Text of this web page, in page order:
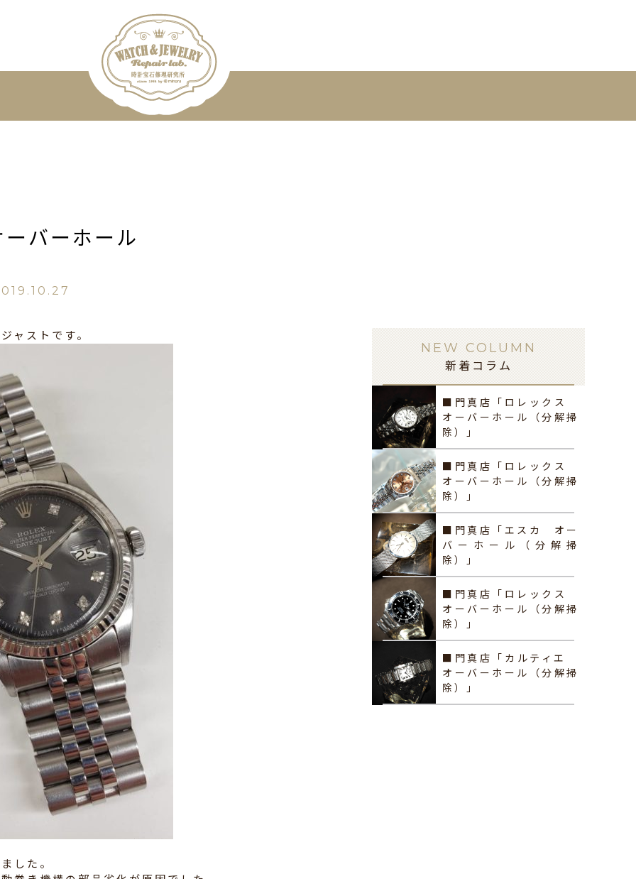
バーホール
ャストです。
した。
NEW COLUMN
新着コラム
■門真店「ロレックス
オーバーホール（分解掃
除）」
■門真店「ロレックス
オーバーホール（分解掃
除）」
■門真店「エスカ オー
バーホール（分解掃
除）」
■門真店「ロレックス
オーバーホール（分解掃
除）」
■門真店「カルティエ
オーバーホール（分解掃
除）」